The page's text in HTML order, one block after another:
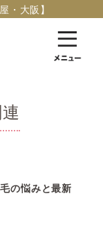
・大阪】
の悩みと最新